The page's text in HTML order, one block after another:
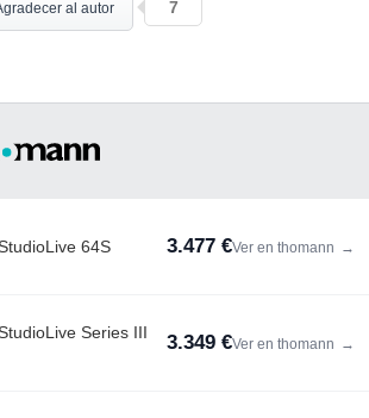
al autor 7
64S 3.477 €Ver en thomann →
Series III
3.349 €Ver en thomann →